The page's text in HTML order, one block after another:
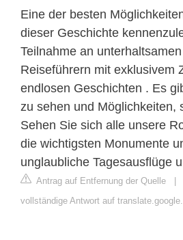
Eine der besten
dieser Geschichte
Teilnahme an
Reiseführern mit exklusivem
endlosen Geschichten . Es
zu sehen und Möglichkeiten,
Sehen Sie sich alle unsere
die wichtigsten Monumente
unglaubliche Tagesausflüge
Antrag auf Entfernung der Quelle |
vollständige Antwort auf